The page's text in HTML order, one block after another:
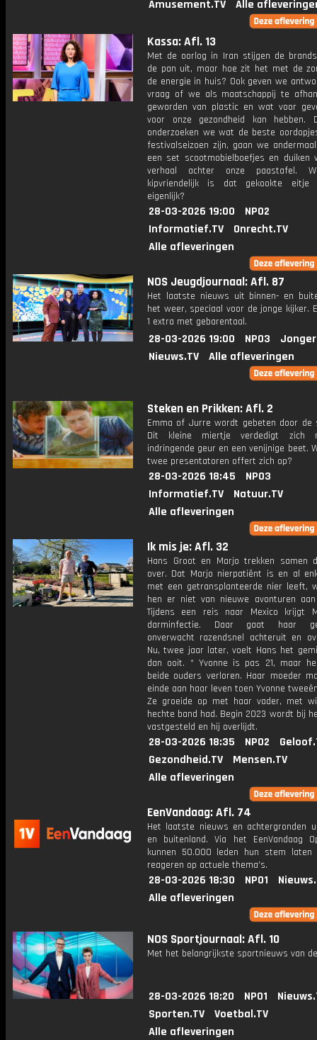
Amusement.TV Alle
Kassa: Afl. 13
Met de oorlog in Iran stijgen de
de pan uit, maar hoe zit het met de
de energie in huis? Ook geven we
vraag of we als maatschappij te
geworden van plastic en wat voor
voor onze gezondheid kan hebben.
onderzoeken we wat de beste
festivalseizoen zijn, gaan we
een set scootmobielboefjes en duiken
verhaal achter onze paastafel.
kipvriendelijk is dat gekookte
eigenlijk?
28-03-2026 19:00
NPO2
Informatief.TV
Onrecht.TV
Alle afleveringen
NOS Jeugdjournaal: Afl. 87
Het laatste nieuws uit binnen- en
het weer, speciaal voor de jonge kijker.
1 extra met gebarentaal.
28-03-2026 19:00 NPO3
Nieuws.TV
Alle afleveringen
Steken en Prikken: Afl. 2
Emma of Jurre wordt gebeten door de
Dit kleine miertje verdedigt zich
indringende geur en een venijnige beet.
twee presentatoren offert zich op?
28-03-2026 18:45
NPO3
Informatief.TV
Natuur.TV
Alle afleveringen
Ik mis je: Afl. 32
Hans Groot en Marjo trekken samen
over. Dat Marjo nierpatiënt is en al
met een getransplanteerde nier leeft,
hen er niet van nieuwe avonturen
Tijdens een reis naar Mexico krijgt
darminfectie. Daar gaat haar
onverwacht razendsnel achteruit en
Nu, twee jaar later, voelt Hans het
dan ooit. * Yvonne is pas 21, maar
beide ouders verloren. Haar moeder
einde aan haar leven toen Yvonne
Ze groeide op met haar vader, met
hechte band had. Begin 2023 wordt bij
vastgesteld en hij overlijdt.
28-03-2026 18:35 NPO2
Gezondheid.TV
Mensen.TV
Alle afleveringen
EenVandaag: Afl. 74
Het laatste nieuws en achtergronden
en buitenland. Via het EenVandaag
kunnen 50.000 leden hun stem laten
reageren op actuele thema's.
28-03-2026 18:30 NPO1
Alle afleveringen
NOS Sportjournaal: Afl. 10
Met het belangrijkste sportnieuws van
28-03-2026 18:20 NPO1
Sporten.TV
Voetbal.TV
Alle afleveringen